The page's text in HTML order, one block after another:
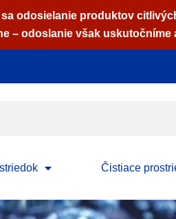
odosielanie produktov
– odoslanie však
Čistiace